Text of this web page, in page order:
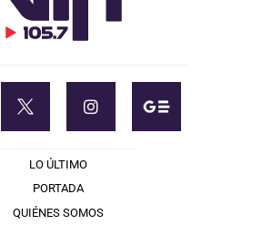
LO ÚLTIMO
PORTADA
QUIÉNES SOMOS